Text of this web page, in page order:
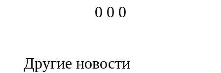
0 0 0
Другие новости